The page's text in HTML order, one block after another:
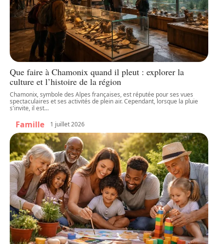
Que faire à Chamonix quand il pleut : explorer la
culture et l’histoire de la région
Chamonix, symbole des Alpes françaises, est réputée pour ses vues
spectaculaires et ses activités de plein air. Cependant, lorsque la pluie
s'invite, il est…
Famille 1 juillet 2026